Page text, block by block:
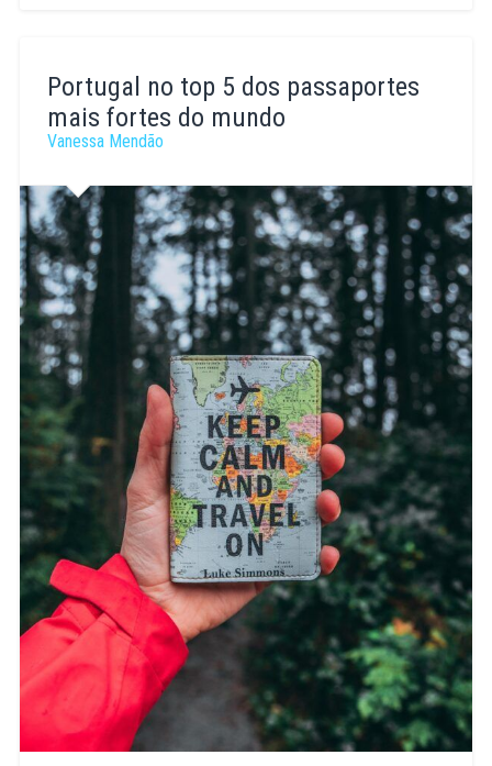
Ferreira
Portugal no top 5 dos passaportes
mais fortes do mundo
Vanessa Mendão